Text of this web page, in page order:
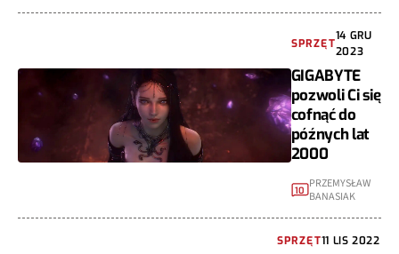
SPRZĘT
14 GRU
2023
GIGABYTE
pozwoli Ci się
cofnąć do
późnych lat
2000
10 PRZEMYSŁAW
BANASIAK
SPRZĘT11 LIS 2022